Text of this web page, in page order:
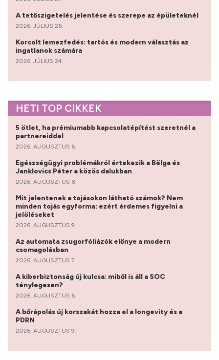
A tetőszigetelés jelentése és szerepe az épületeknél
2026. JÚLIUS 26.
Korcolt lemezfedés: tartós és modern választás az
ingatlanok számára
2026. JÚLIUS 24.
HETI TOP CIKKEK
5 ötlet, ha prémiumabb kapcsolatépítést szeretnél a
partnereiddel
2026. AUGUSZTUS 6.
Egészségügyi problémákról értekezik a Bëlga és
Janklovics Péter a közös dalukban
2026. AUGUSZTUS 8.
Mit jelentenek a tojásokon látható számok? Nem
minden tojás egyforma: ezért érdemes figyelni a
jelöléseket
2026. AUGUSZTUS 9.
Az automata zsugorfóliázók előnye a modern
csomagolásban
2026. AUGUSZTUS 7.
A kiberbiztonság új kulcsa: miből is áll a SOC
ténylegesen?
2026. AUGUSZTUS 6.
A bőrápolás új korszakát hozza el a longevity és a
PDRN
2026. AUGUSZTUS 9.